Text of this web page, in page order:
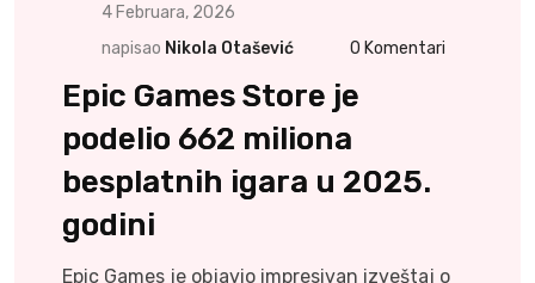
4 Februara, 2026
napisao Nikola Otašević 0 Komentari
Epic Games Store je
podelio 662 miliona
besplatnih igara u 2025.
godini
Epic Games je objavio impresivan izveštaj o